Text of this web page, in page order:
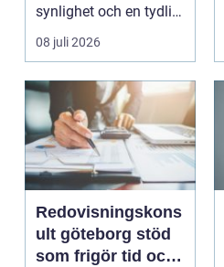
synlighet och en tydlig
profil i a...
08 juli 2026
Redovisningskons
ult göteborg stöd
som frigör tid och